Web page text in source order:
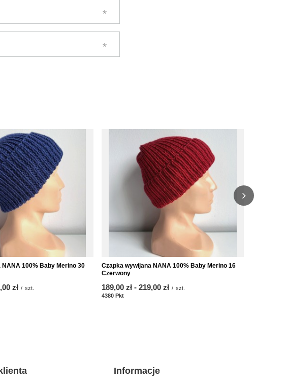
100% Baby Merino 30
zł / szt.
Czapka wywijana NANA 100% Baby Merino 16
Czerwony
ab
189,00 zł- bis
219,00 zł / szt.
4380 PktPunkte
Informacje